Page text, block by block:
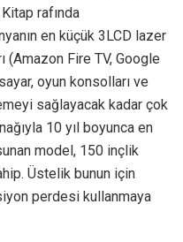
rafında
en küçük 3LCD lazer
(Amazon Fire TV, Google
oyun konsolları ve
sağlayacak kadar çok
10 yıl boyunca en
model, 150 inçlik
Üstelik bunun için
perdesi kullanmaya